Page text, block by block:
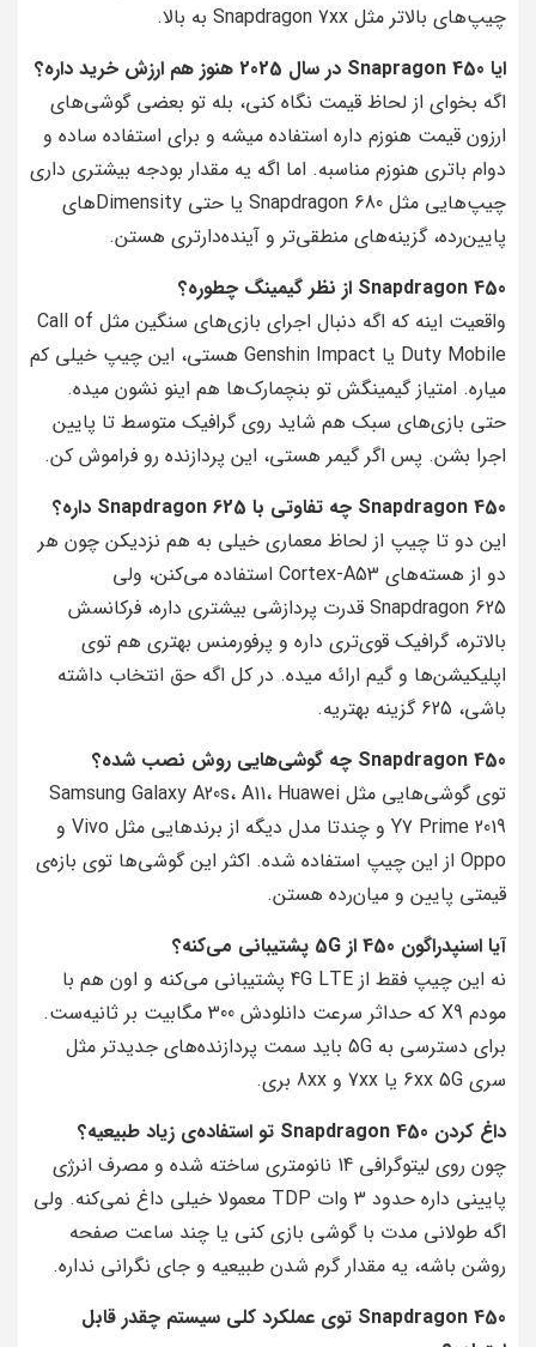
چیپ‌های بالاتر مثل Snapdragon 7xx به بالا.
ایا Snapragon 450 در سال 2025 هنوز هم ارزش خرید داره؟
اگه بخوای از لحاظ قیمت نگاه کنی، بله تو بعضی گوشی‌های
ارزون قیمت هنوزم داره استفاده میشه و برای استفاده ساده و
دوام باتری هنوزم مناسبه. اما اگه یه مقدار بودجه بیشتری داری
چیپ‌هایی مثل Snapdragon 680 یا حتی Dimensityهای
پایین‌رده، گزینه‌های منطقی‌تر و آینده‌دارتری هستن.
Snapdragon 450 از نظر گیمینگ چطوره؟
واقعیت اینه که اگه دنبال اجرای بازی‌های سنگین مثل Call of
Duty Mobile یا Genshin Impact هستی، این چیپ خیلی کم
میاره. امتیاز گیمینگش تو بنچمارک‌ها هم اینو نشون میده.
حتی بازی‌های سبک هم شاید روی گرافیک متوسط تا پایین
اجرا بشن. پس اگر گیمر هستی، این پردازنده رو فراموش کن.
Snapdragon 450 چه تفاوتی با Snapdragon 625 داره؟
این دو تا چیپ از لحاظ معماری خیلی به هم نزدیکن چون هر
دو از هسته‌های Cortex-A53 استفاده می‌کنن، ولی
Snapdragon 625 قدرت پردازشی بیشتری داره، فرکانسش
بالاتره، گرافیک قوی‌تری داره و پرفورمنس بهتری هم توی
اپلیکیشن‌ها و گیم ارائه میده. در کل اگه حق انتخاب داشته
باشی، 625 گزینه بهتریه.
Snapdragon 450 چه گوشی‌هایی روش نصب شده؟
توی گوشی‌هایی مثل Samsung Galaxy A20s، A11، Huawei
Y7 Prime 2019 و چندتا مدل دیگه از برندهایی مثل Vivo و
Oppo از این چیپ استفاده شده. اکثر این گوشی‌ها توی بازه‌ی
قیمتی پایین و میان‌رده هستن.
آیا اسنپدراگون 450 از 5G پشتیبانی می‌کنه؟
نه این چیپ فقط از 4G LTE پشتیبانی می‌کنه و اون هم با
مودم X9 که حداثر سرعت دانلودش 300 مگابیت بر ثانیه‌ست.
برای دسترسی به 5G باید سمت پردازنده‌های جدیدتر مثل
سری 6xx 5G یا 7xx و 8xx بری.
داغ کردن Snapdragon 450 تو استفاده‌ی زیاد طبیعیه؟
چون روی لیتوگرافی 14 نانومتری ساخته شده و مصرف انرژی
پایینی داره حدود 3 وات TDP معمولا خیلی داغ نمی‌کنه. ولی
اگه طولانی مدت با گوشی بازی کنی یا چند ساعت صفحه
روشن باشه، یه مقدار گرم شدن طبیعیه و جای نگرانی نداره.
Snapdragon 450 توی عملکرد کلی سیستم چقدر قابل